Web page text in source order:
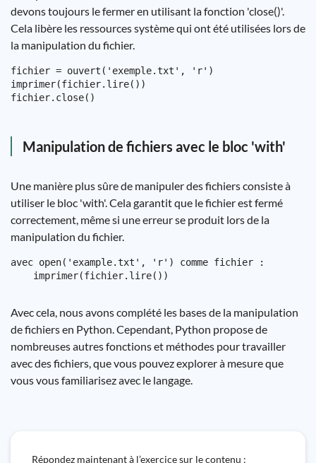
devons toujours le fermer en utilisant la fonction 'close()'.
Cela libère les ressources système qui ont été utilisées lors de
la manipulation du fichier.
fichier = ouvert('exemple.txt', 'r')
imprimer(fichier.lire())
Manipulation de fichiers avec le bloc 'with'
Une manière plus sûre de manipuler des fichiers consiste à
utiliser le bloc 'with'. Cela garantit que le fichier est fermé
correctement, même si une erreur se produit lors de la
manipulation du fichier.
avec open('example.txt', 'r') comme fichier :
Avec cela, nous avons complété les bases de la manipulation
de fichiers en Python. Cependant, Python propose de
nombreuses autres fonctions et méthodes pour travailler
avec des fichiers, que vous pouvez explorer à mesure que
vous vous familiarisez avec le langage.
Répondez maintenant à l’exercice sur le contenu :